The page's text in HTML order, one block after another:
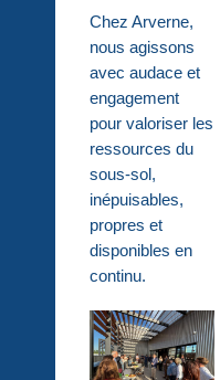
Chez Arverne,
nous agissons
avec audace et
engagement
pour valoriser les
ressources du
sous-sol,
inépuisables,
propres et
disponibles en
continu.